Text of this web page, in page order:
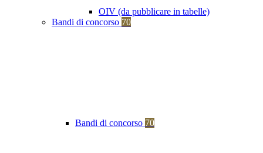
OIV (da pubblicare in tabelle)
Bandi di concorso 70
Bandi di concorso 70